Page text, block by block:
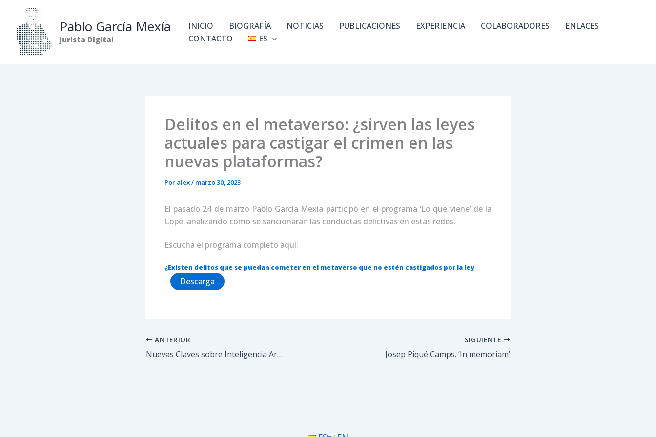
contenido
Pablo García Mexía
Jurista Digital
INICIO BIOGRAFÍA NOTICIAS PUBLICACIONES EXPERIENCIA COLABORADORES
ENLACES
CONTACTO
ES
Delitos en el metaverso: ¿sirven las leyes
actuales para castigar el crimen en las
nuevas plataformas?
Por alex/ marzo 30, 2023
El pasado 24 de marzo Pablo García Mexía participó en el programa ‘Lo que viene’ de la
Cope, analizando cómo se sancionarán las conductas delictivas en estas redes.
Escucha el programa completo aquí:
¿Existen delitos que se puedan cometer en el metaverso que no estén castigados por la ley
Descarga
ANTERIOR
Nuevas Claves sobre Inteligencia Artificial y Derecho
SIGUIENTE
Josep Piqué Camps. ‘In memoriam’